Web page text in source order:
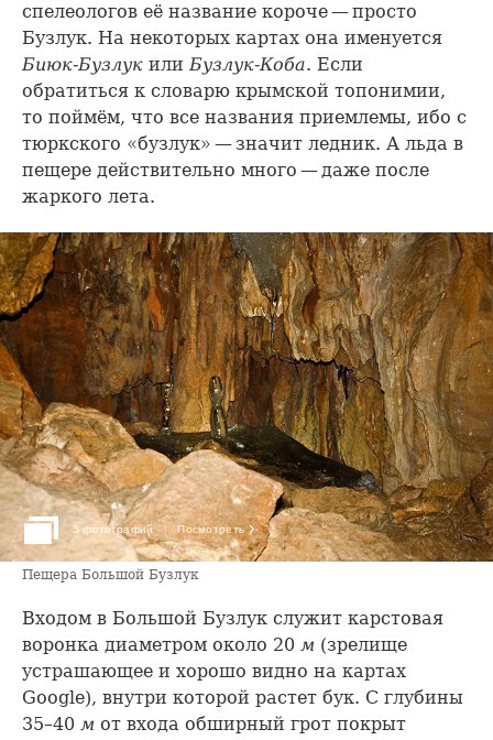
спелеологов её название короче — просто
Бузлук. На некоторых картах она именуется
Биюк-Бузлук илиБузлук-Коба. Если
обратиться к словарю крымской топонимии,
то поймём, что все названия приемлемы, ибо с
тюркского «бузлук» — значит ледник. А льда в
пещере действительно много — даже после
жаркого лета.
5 фотографий Посмотреть ›
Пещера Большой Бузлук
Входом в Большой Бузлук служит карстовая
воронка диаметром около 20 м (зрелище
устрашающее и хорошо видно на картах
Google), внутри которой растет бук. С глубины
35–40 м от входа обширный грот покрыт